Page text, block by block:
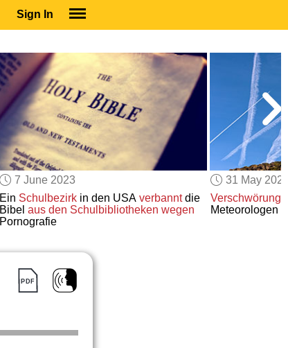
Sign In
SUBSCRIBE
EDUCATIONAL LICENSES
GIFT CARDS
OTHER LANGUAGES
ABOUT US
ALEXA
ADJUST COLORS
7 June 2023
Ein Schulbezirkin den USA verbanntdie
Bibel aus den Schulbibliotheken wegen
Pornografie
31 May
Meteorologen